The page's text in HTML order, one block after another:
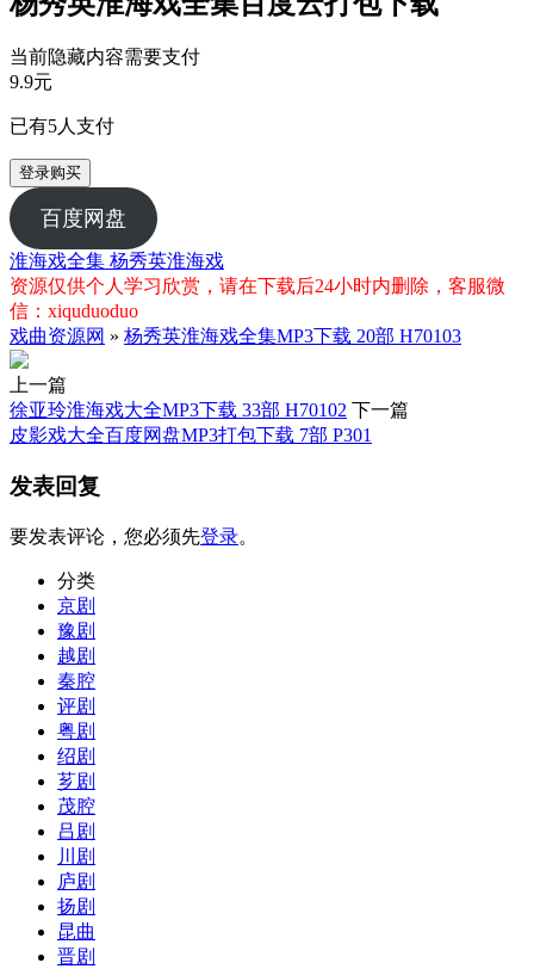
当前隐藏内容需要支付
9.9元
已有5人支付
登录购买
百度网盘
淮海戏全集 杨秀英淮海戏
资源仅供个人学习欣赏，请在下载后24小时内删除，客服微
信：xiquduoduo
戏曲资源网 » 杨秀英淮海戏全集MP3下载 20部 H70103
上一篇
徐亚玲淮海戏大全MP3下载 33部 H70102 下一篇
皮影戏大全百度网盘MP3打包下载 7部 P301
发表回复
要发表评论，您必须先登录。
分类
京剧
豫剧
越剧
秦腔
评剧
粤剧
绍剧
芗剧
茂腔
吕剧
川剧
庐剧
扬剧
昆曲
晋剧